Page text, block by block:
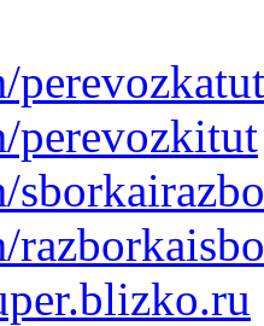
perevozkitut